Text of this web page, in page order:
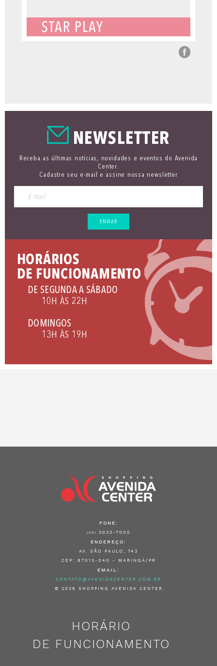
STAR PLAY
NEWSLETTER
Receba as últimas notícias, novidades e eventos do Avenida
Center.
Cadastre seu e-mail e assine nossa newsletter
ENVIAR
HORÁRIOS
DE FUNCIONAMENTO
DE SEGUNDA A SÁBADO
10H ÀS 22H
DOMINGOS
13H ÀS 19H
FONE:
(44) 3033-7000
ENDEREÇO:
AV. SÃO PAULO, 743
CEP: 87013-040 - MARINGÁ/PR
EMAIL:
CONTATO@AVENIDACENTER.COM.BR
© 2026 SHOPPING AVENIDA CENTER
HORÁRIO
DE FUNCIONAMENTO